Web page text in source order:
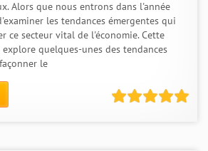
Alors que nous entrons dans l'année
les tendances émergentes qui
ce secteur vital de l'économie. Cette
quelques-unes des tendances
le